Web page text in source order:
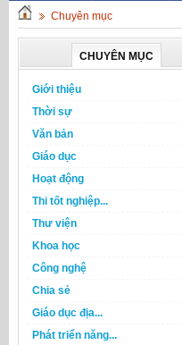
Chuyên mục
CHUYÊN MỤC
Giới thiệu
Thời sự
Văn bản
Giáo dục
Hoạt động
Thi tốt nghiệp...
Thư viện
Khoa học
Công nghệ
Chia sẻ
Giáo dục địa...
Phát triển năng...